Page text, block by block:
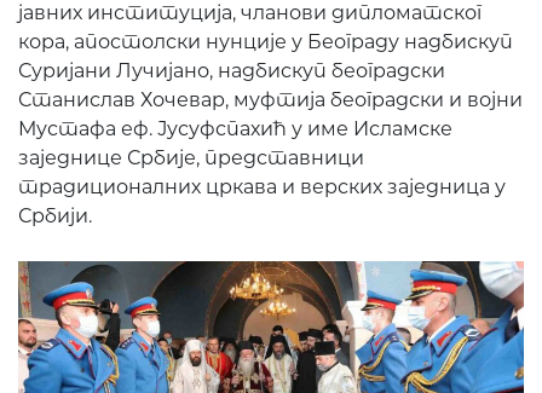
јавних институција, чланови дипломатског
кора, апостолски нунције у Београду надбискуп
Суријани Лучијано, надбискуп београдски
Станислав Хочевар, муфтија београдски и војни
Мустафа еф. Јусуфспахић у име Исламске
заједнице Србије, представници
традиционалних цркава и верских заједница у
Србији.